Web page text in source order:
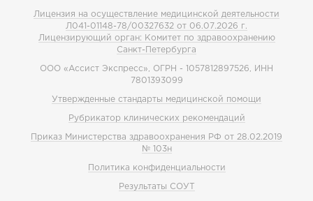
Лицензия на осуществление медицинской деятельности
Л041-01148-78/00327632 от 06.07.2026 г.
Лицензирующий орган: Комитет по здравоохранению
Санкт-Петербурга
ООО «Ассист Экспресс», ОГРН - 1057812897526, ИНН
7801393099
Утвержденные стандарты медицинской помощи
Рубрикатор клинических рекомендаций
Приказ Министерства здравоохранения РФ от 28.02.2019
№ 103н
Политика конфиденциальности
Результаты СОУТ